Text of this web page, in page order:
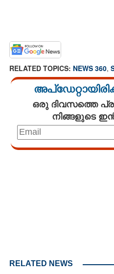
RELATED TOPICS: NEWS 360,
ഒരു ദിവസത്തെ
നിങ്ങളുടെ
RELATED NEWS